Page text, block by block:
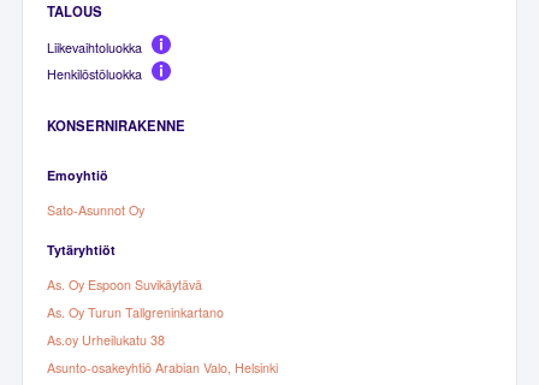
TALOUS
Liikevaihtoluokka
Henkilöstöluokka
KONSERNIRAKENNE
Emoyhtiö
Sato-Asunnot Oy
Tytäryhtiöt
As. Oy Espoon Suvikäytävä
As. Oy Turun Tallgreninkartano
As.oy Urheilukatu 38
Asunto-osakeyhtiö Arabian Valo, Helsinki